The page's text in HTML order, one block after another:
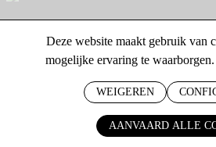
Deze website maakt gebruik van
mogelijke ervaring te waarborgen.
WEIGEREN
AANVAARD ALLE